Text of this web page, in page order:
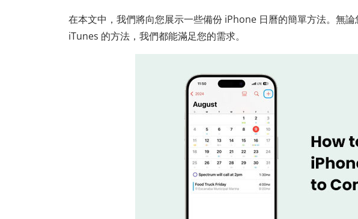
在本文中，我們將向您展示一些備份 iPhone 日曆的簡單方法。無
iTunes 的方法，我們都能滿足您的需求。